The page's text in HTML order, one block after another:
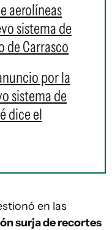
aerolíneas
sistema de
de Carrasco
por la
sistema de
dice el
en las
surja de recortes